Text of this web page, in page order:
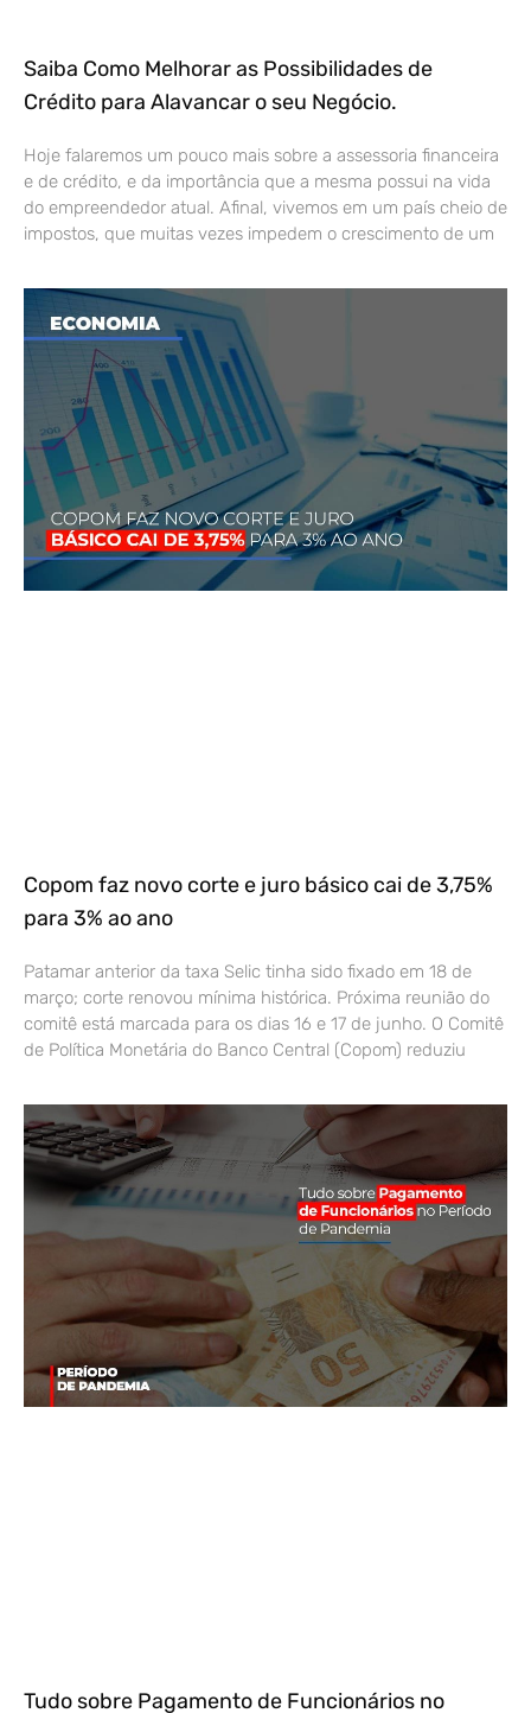
Saiba Como Melhorar as Possibilidades de
Crédito para Alavancar o seu Negócio.
Hoje falaremos um pouco mais sobre a assessoria financeira
e de crédito, e da importância que a mesma possui na vida
do empreendedor atual. Afinal, vivemos em um país cheio de
impostos, que muitas vezes impedem o crescimento de um
Copom faz novo corte e juro básico cai de 3,75%
para 3% ao ano
Patamar anterior da taxa Selic tinha sido fixado em 18 de
março; corte renovou mínima histórica. Próxima reunião do
comitê está marcada para os dias 16 e 17 de junho. O Comitê
de Política Monetária do Banco Central (Copom) reduziu
Tudo sobre Pagamento de Funcionários no